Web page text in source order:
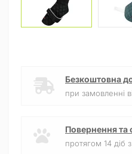
Безкоштовна
при замовленні
Повернення та
протягом 14 діб